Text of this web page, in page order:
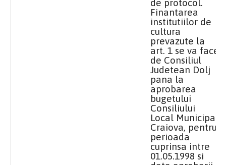
de protocol.
Finantarea
institutiilor de
cultura
prevazute la
art. 1 se va face
de Consiliul
Judetean Dolj
pana la
aprobarea
bugetului
Consiliului
Local Municipal
Craiova, pentru
perioada
cuprinsa intre
01.05.1998 si